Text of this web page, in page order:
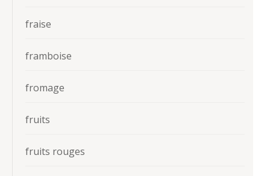
fraise
framboise
fromage
fruits
fruits rouges